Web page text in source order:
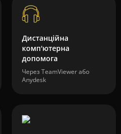
Дистанційна
комп'ютерна
допомога
Через TeamViewer або
Anydesk